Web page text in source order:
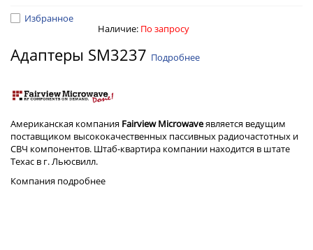
Избранное
Наличие: По запросу
Адаптеры SM3237 Подробнее
Американская компания Fairview Microwaveявляется ведущим
поставщиком высококачественных пассивных радиочастотных и
СВЧ компонентов. Штаб-квартира компании находится в штате
Техас в г. Льюсвилл.
Компания подробнее